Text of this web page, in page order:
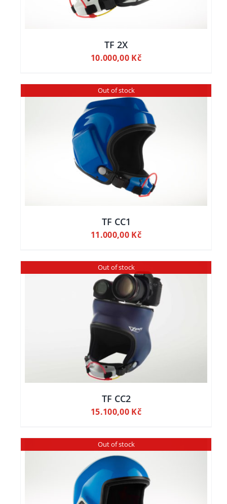
TF 2X
10.000,00 Kč
Out of stock
TF CC1
11.000,00 Kč
Out of stock
TF CC2
15.100,00 Kč
Out of stock